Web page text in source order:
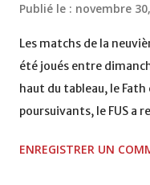
Publié le : novembre
Les matchs de la
été joués entre
haut du tableau, le
poursuivants, le FUS a
2, Badr Kachani a
ENREGISTRER UN